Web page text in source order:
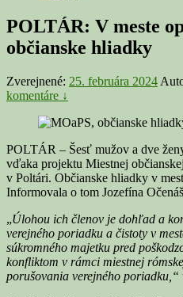
POLTÁR: V meste
občianske hliadky
Zverejnené: 25. februára 2024
komentáre ↓
POLTÁR – Šesť mužov a dve
vďaka projektu Miestnej
v Poltári. Občianske hliadky v
Informovala o tom Jozefína
„Úlohou ich členov je dohľad a
verejného poriadku a čistoty v
súkromného majetku pred
konfliktom v rámci miestnej
porušovania verejného poriadku,“